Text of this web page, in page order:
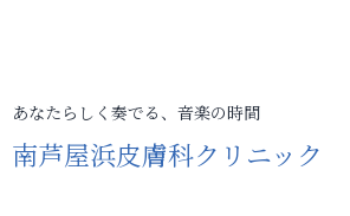
あなたらしく奏でる、音楽の時間
南芦屋浜皮膚科クリニック